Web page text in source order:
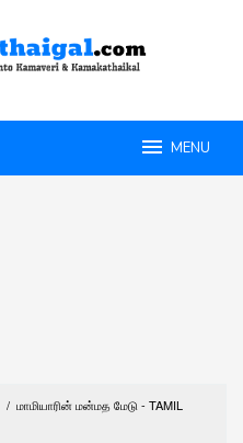
MENU
/ மாமியாரின் மன்மத மேடு - TAMIL